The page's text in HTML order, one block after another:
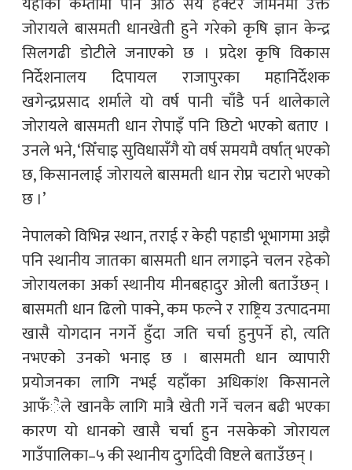
जोरायले बासमती धानखेती हुने गरेको कृषि ज्ञान केन्द्र
सिलगढी डोटीले जनाएको छ । प्रदेश कृषि विकास
निर्देशनालय दिपायल राजापुरका महानिर्देशक
खगेन्द्रप्रसाद शर्माले यो वर्ष पानी चाँडै पर्न थालेकाले
जोरायले बासमती धान रोपाइँ पनि छिटो भएको बताए ।
उनले भने, ‘सिँचाइ सुविधासँगै यो वर्ष समयमै वर्षात् भएको
छ, किसानलाई जोरायले बासमती धान रोप्न चटारो भएको
छ ।’
नेपालको विभिन्न स्थान, तराई र केही पहाडी भूभागमा अझै
पनि स्थानीय जातका बासमती धान लगाइने चलन रहेको
जोरायलका अर्का स्थानीय मीनबहादुर ओली बताउँछन् ।
बासमती धान ढिलो पाक्ने, कम फल्ने र राष्ट्रिय उत्पादनमा
खासै योगदान नगर्ने हुँदा जति चर्चा हुनुपर्ने हो, त्यति
नभएको उनको भनाइ छ । बासमती धान व्यापारी
प्रयोजनका लागि नभई यहाँका अधिकांश किसानले
आफँैले खानकै लागि मात्रै खेती गर्ने चलन बढी भएका
कारण यो धानको खासै चर्चा हुन नसकेको जोरायल
गाउँपालिका–५ की स्थानीय दुर्गादेवी विष्टले बताउँछन् ।